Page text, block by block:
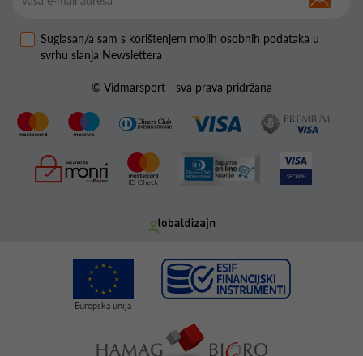
Suglasan/a sam s korištenjem mojih osobnih podataka u
svrhu slanja Newslettera
© Vidmarsport - sva prava pridržana